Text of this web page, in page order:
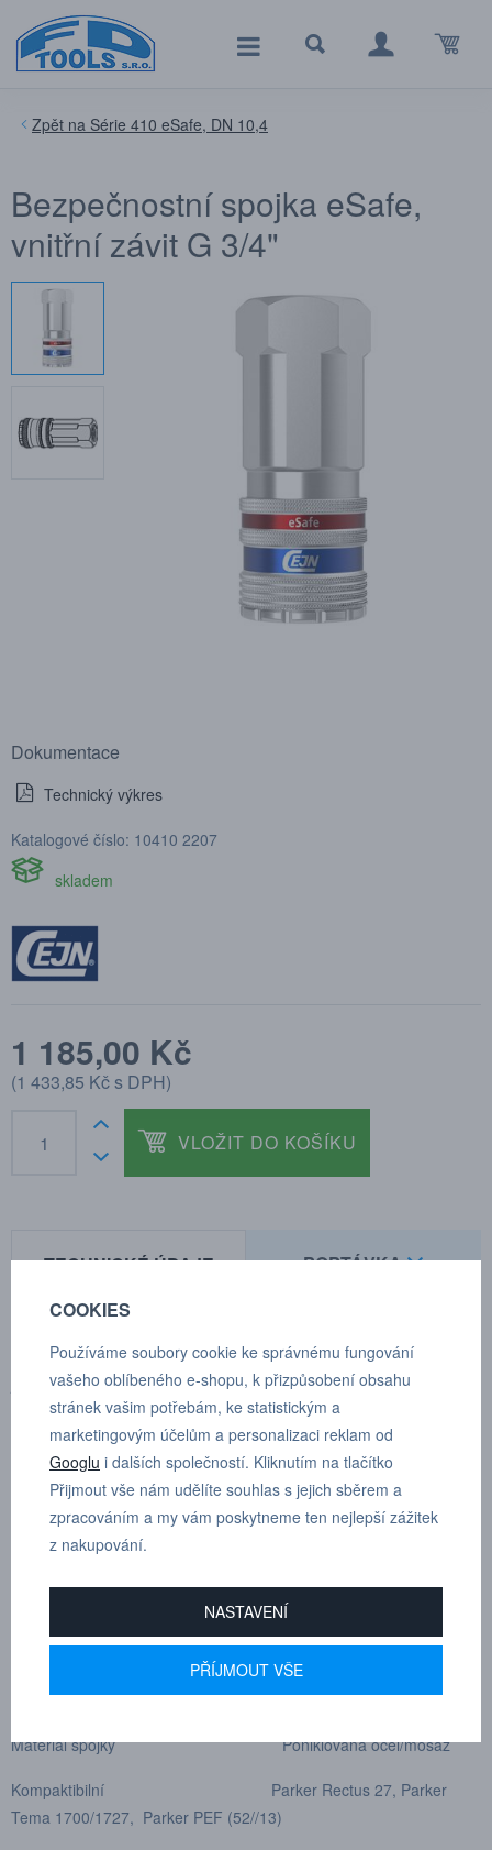
Série 410 eSafe, DN 10,4
Bezpečnostní spojka eSafe,
vnitřní závit G 3/4"
Dokumentace
Technický výkres
Katalogové číslo: 10410 2207
skladem
1 185,00 Kč
(1 433,85 Kčs DPH)
VLOŽIT DO KOŠÍKU
TECHNICKÉ ÚDAJE POPTÁVKA
Pro možnost množstevní slevy nás kontaktujte
prostřednictvím poptávkového formuláře.
TECHNICKÉ ÚDAJE
Průměr jmenovitého průtoku 10,4mm (13/32")
Průtok 4000 l/min
Min. tlak při roztržení 140 bar
Rozsah teplot -20°C-+100°C
Materiál spojky Poniklovaná ocel/mosaz
Kompaktibilní Parker Rectus 27, Parker
Tema 1700/1727, Parker PEF (52//13)
COOKIES
Používáme soubory cookie ke správnému fungování
vašeho oblíbeného e-shopu, k přizpůsobení obsahu
stránek vašim potřebám, ke statistickým a
marketingovým účelům a personalizaci reklam od
Googlu i dalších společností. Kliknutím na tlačítko
Přijmout vše nám udělíte souhlas s jejich sběrem a
zpracováním a my vám poskytneme ten nejlepší zážitek
z nakupování.
NASTAVENÍ
PŘÍJMOUT VŠE